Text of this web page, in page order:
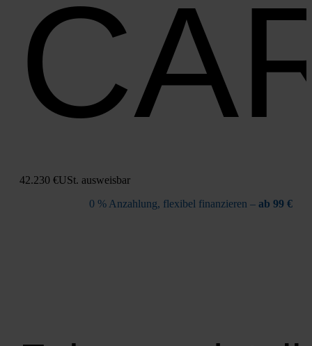
42.230 €USt. aus­weis­bar
0 % Anzah­lung, fle­xi­bel finan­zie­ren – ab 99 €